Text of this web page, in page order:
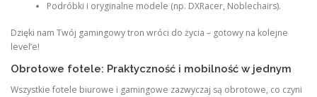
Podróbki i oryginalne modele (np. DXRacer, Noblechairs).
Dzięki nam Twój gamingowy tron wróci do życia – gotowy na kolejne
level’e!
Obrotowe fotele: Praktyczność i mobilność w jednym
Wszystkie fotele biurowe i gamingowe zazwyczaj są obrotowe, co czyni